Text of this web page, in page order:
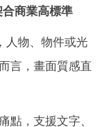
商業高標準
人物、物件或光
言，畫面質感直
，支援文字、